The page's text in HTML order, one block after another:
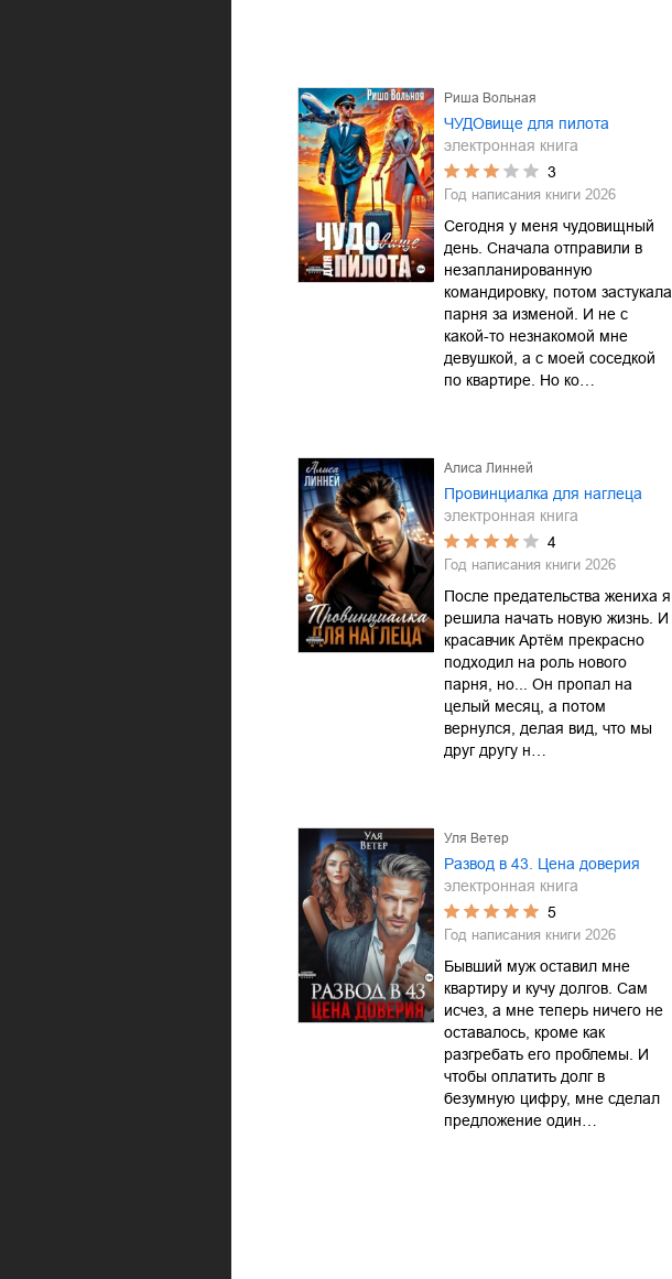
Риша Вольная
ЧУДОвище для пилота
электронная книга
3
Год написания книги 2026
Сегодня у меня чудовищный
день. Сначала отправили в
незапланированную
командировку, потом застукала
парня за изменой. И не с
какой-то незнакомой мне
девушкой, а с моей соседкой
по квартире. Но ко…
Алиса Линней
Провинциалка для наглеца
электронная книга
4
Год написания книги 2026
После предательства жениха я
решила начать новую жизнь. И
красавчик Артём прекрасно
подходил на роль нового
парня, но... Он пропал на
целый месяц, а потом
вернулся, делая вид, что мы
друг другу н…
Уля Ветер
Развод в 43. Цена доверия
электронная книга
5
Год написания книги 2026
Бывший муж оставил мне
квартиру и кучу долгов. Сам
исчез, а мне теперь ничего не
оставалось, кроме как
разгребать его проблемы. И
чтобы оплатить долг в
безумную цифру, мне сделал
предложение один…